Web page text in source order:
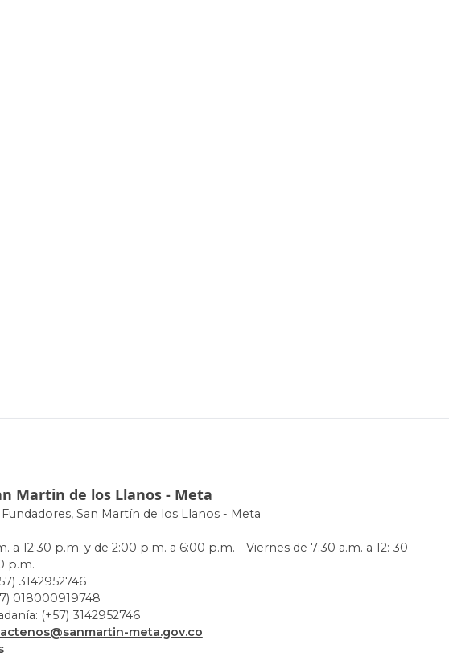
Martin de los Llanos - Meta
Fundadores, San Martín de los Llanos - Meta
a 12:30 p.m. y de 2:00 p.m. a 6:00 p.m. - Viernes de 7:30 a.m. a 12: 30
p.m.
3142952746
018000919748
(+57) 3142952746
meta.gov.co